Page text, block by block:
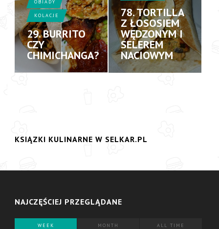
OBIADY
KOLACJE
29. BURRITO
CZY
CHIMICHANGA?
78. TORTILLA
Z ŁOSOSIEM
WĘDZONYM I
SELEREM
NACIOWYM
KSIĄZKI KULINARNE W SELKAR.PL
NAJCZĘŚCIEJ PRZEGLĄDANE
WEEK MONTH ALL TIME